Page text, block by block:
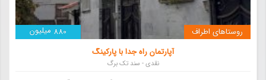
880 میلیون
روستاهای اطراف
آپارتمان راه جدا با پارکینگ
نقدی - سند تک برگ